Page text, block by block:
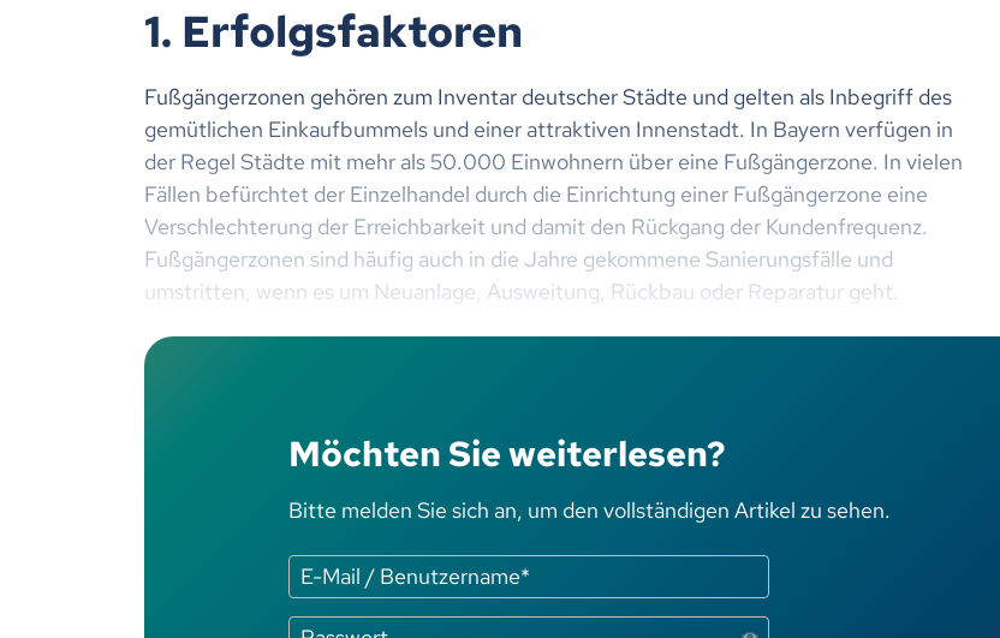
1. Erfolgsfaktoren
Fußgängerzonen gehören zum Inventar deutscher Städte und gelten als Inbegriff des
gemütlichen Einkaufbummels und einer attraktiven Innenstadt. In Bayern verfügen in
der Regel Städte mit mehr als 50.000 Einwohnern über eine Fußgängerzone. In vielen
Fällen befürchtet der Einzelhandel durch die Einrichtung einer Fußgängerzone eine
Verschlechterung der Erreichbarkeit und damit den Rückgang der Kundenfrequenz.
Fußgängerzonen sind häufig auch in die Jahre gekommene Sanierungsfälle und
umstritten, wenn es um Neuanlage, Ausweitung, Rückbau oder Reparatur geht.
Möchten Sie weiterlesen?
Bitte melden Sie sich an, um den vollständigen Artikel zu sehen.